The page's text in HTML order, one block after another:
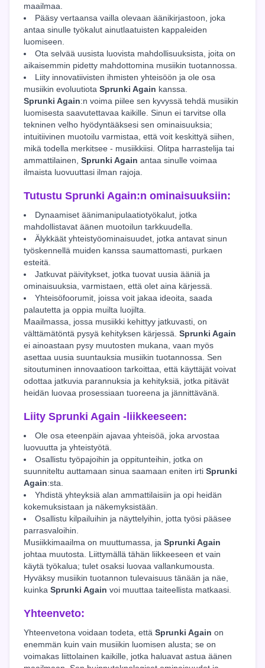
maailmaa.
Pääsy vertaansa vailla olevaan äänikirjastoon, joka
antaa sinulle työkalut ainutlaatuisten kappaleiden
luomiseen.
Ota selvää uusista luovista mahdollisuuksista, joita on
aikaisemmin pidetty mahdottomina musiikin tuotannossa.
Liity innovatiivisten ihmisten yhteisöön ja ole osa
musiikin evoluutiota Sprunki Again kanssa.
Sprunki Again:n voima piilee sen kyvyssä tehdä musiikin
luomisesta saavutettavaa kaikille. Sinun ei tarvitse olla
tekninen velho hyödyntääksesi sen ominaisuuksia;
intuitiivinen muotoilu varmistaa, että voit keskittyä siihen,
mikä todella merkitsee - musiikkiisi. Olitpa harrastelija tai
ammattilainen, Sprunki Again antaa sinulle voimaa
ilmaista luovuuttasi ilman rajoja.
Tutustu Sprunki Again:n ominaisuuksiin:
Dynaamiset äänimanipulaatiotyökalut, jotka
mahdollistavat äänen muotoilun tarkkuudella.
Älykkäät yhteistyöominaisuudet, jotka antavat sinun
työskennellä muiden kanssa saumattomasti, purkaen
esteitä.
Jatkuvat päivitykset, jotka tuovat uusia ääniä ja
ominaisuuksia, varmistaen, että olet aina kärjessä.
Yhteisöfoorumit, joissa voit jakaa ideoita, saada
palautetta ja oppia muilta luojilta.
Maailmassa, jossa musiikki kehittyy jatkuvasti, on
välttämätöntä pysyä kehityksen kärjessä. Sprunki Again
ei ainoastaan pysy muutosten mukana, vaan myös
asettaa uusia suuntauksia musiikin tuotannossa. Sen
sitoutuminen innovaatioon tarkoittaa, että käyttäjät voivat
odottaa jatkuvia parannuksia ja kehityksiä, jotka pitävät
heidän luovaa prosessiaan tuoreena ja jännittävänä.
Liity Sprunki Again -liikkeeseen:
Ole osa eteenpäin ajavaa yhteisöä, joka arvostaa
luovuutta ja yhteistyötä.
Osallistu työpajoihin ja oppitunteihin, jotka on
suunniteltu auttamaan sinua saamaan eniten irti Sprunki
Again:sta.
Yhdistä yhteyksiä alan ammattilaisiin ja opi heidän
kokemuksistaan ja näkemyksistään.
Osallistu kilpailuihin ja näyttelyihin, jotta työsi pääsee
parrasvaloihin.
Musiikkimaailma on muuttumassa, ja Sprunki Again
johtaa muutosta. Liittymällä tähän liikkeeseen et vain
käytä työkalua; tulet osaksi luovaa vallankumousta.
Hyväksy musiikin tuotannon tulevaisuus tänään ja näe,
kuinka Sprunki Again voi muuttaa taiteellista matkaasi.
Yhteenveto:
Yhteenvetona voidaan todeta, että Sprunki Again on
enemmän kuin vain musiikin luomisen alusta; se on
voimakas liittolainen kaikille, jotka haluavat astua äänen